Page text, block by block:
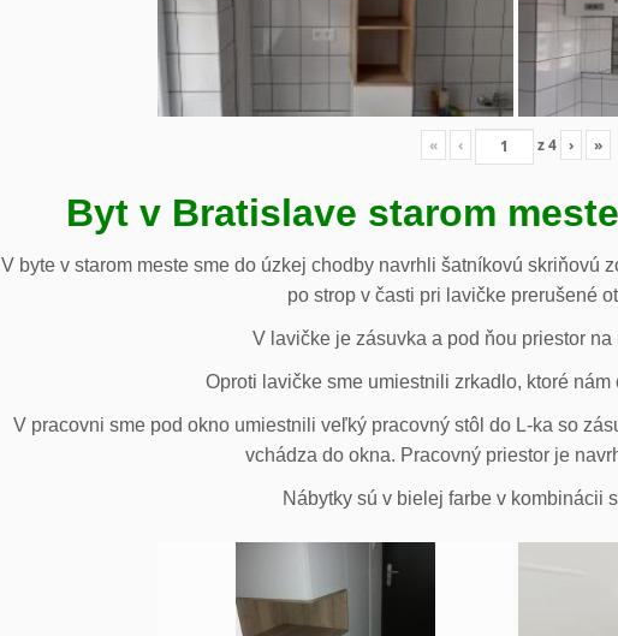
« ‹ z4 › »
Byt v Bratislave starom
V byte v starom meste sme do úzkej chodby navrhli šatníkovú skriňovú
po strop v časti pri lavičke prerušené
V lavičke je zásuvka a pod ňou priestor
Oproti lavičke sme umiestnili zrkadlo, ktoré nám
V pracovni sme pod okno umiestnili veľký pracovný stôl do L-ka so
vchádza do okna. Pracovný priestor je
Nábytky sú v bielej farbe v kombinácii